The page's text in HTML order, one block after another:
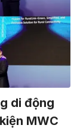
di động
MWC